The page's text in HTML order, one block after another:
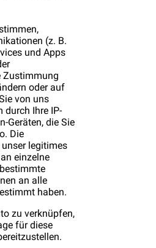
(z. B.
und Apps
Zustimmung
oder auf
von uns
durch Ihre IP-
Geräten, die Sie
Die
legitimes
einzelne
an alle
haben.
zu verknüpfen,
für diese